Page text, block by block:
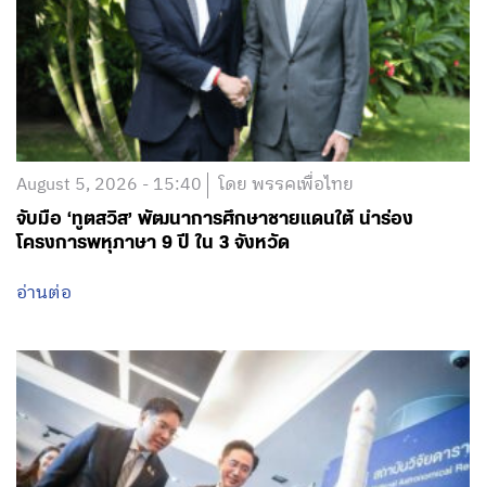
August 5, 2026 - 15:40 โดย พรรคเพื่อไทย
จับมือ ‘ทูตสวิส’ พัฒนาการศึกษาชายแดนใต้ นำร่อง
โครงการพหุภาษา 9 ปี ใน 3 จังหวัด
อ่านต่อ